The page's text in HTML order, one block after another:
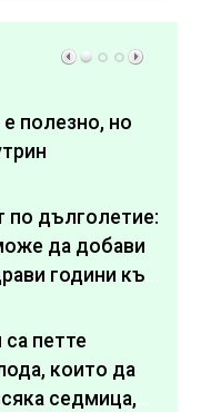
полезно, но
по дълголетие:
да добави
години към
петте
които да
седмица,